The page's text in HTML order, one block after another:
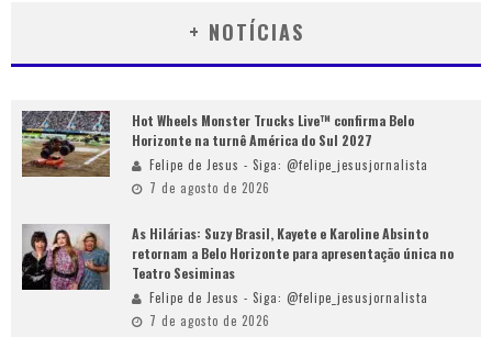
+ NOTÍCIAS
Hot Wheels Monster Trucks Live™ confirma Belo
Horizonte na turnê América do Sul 2027
Felipe de Jesus - Siga: @felipe_jesusjornalista
7 de agosto de 2026
As Hilárias: Suzy Brasil, Kayete e Karoline Absinto
retornam a Belo Horizonte para apresentação única no
Teatro Sesiminas
Felipe de Jesus - Siga: @felipe_jesusjornalista
7 de agosto de 2026